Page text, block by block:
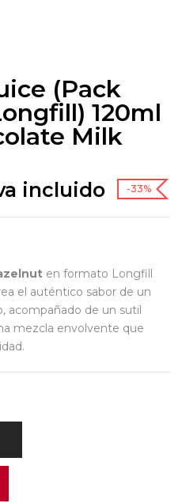
(Pack
120ml
Milk
incluido -33%
en formato Longfill
el auténtico sabor de un
acompañado de un sutil
mezcla envolvente que